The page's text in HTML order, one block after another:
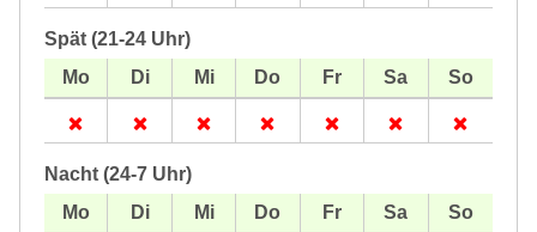
Spät (21-24 Uhr)
Nacht (24-7 Uhr)